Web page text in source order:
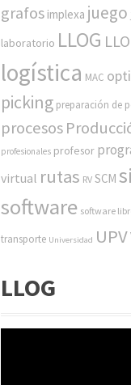
grafos implexa juego
laboratorio LLOG
logística MAC
picking preparación de
procesos
profesionales profesor
virtual rutas RV SCM
software software
transporte Universidad UPV
LLOG